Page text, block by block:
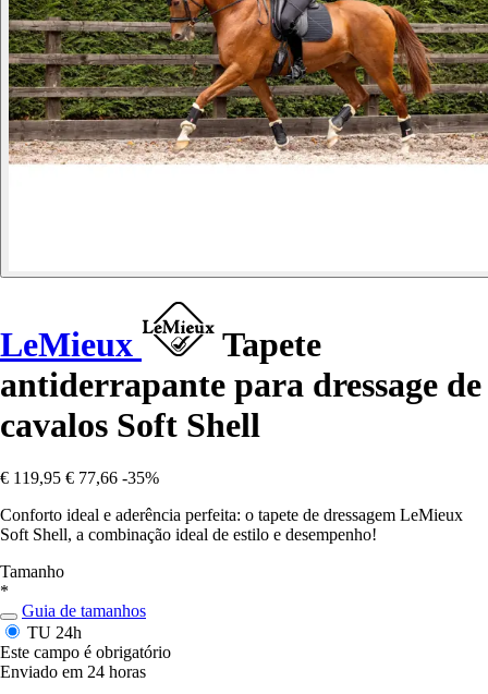
LeMieux
Tapete
antiderrapante para dressage de
cavalos Soft Shell
€ 119,95 € 77,66 -35%
Conforto ideal e aderência perfeita: o tapete de dressagem LeMieux
Soft Shell, a combinação ideal de estilo e desempenho!
Tamanho
*
Guia de tamanhos
TU 24h
Este campo é obrigatório
Enviado em 24 horas